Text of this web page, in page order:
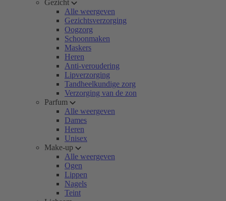
Gezicht
Alle weergeven
Gezichtsverzorging
Oogzorg
Schoonmaken
Maskers
Heren
Anti-veroudering
Lipverzorging
Tandheelkundige zorg
Verzorging van de zon
Parfum
Alle weergeven
Dames
Heren
Unisex
Make-up
Alle weergeven
Ogen
Lippen
Nagels
Teint